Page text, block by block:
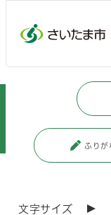
ふりが
文字サイズ
市政情報
>
パートナーとして「株式
（令和5年12月